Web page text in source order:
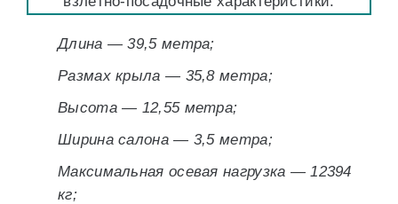
Длина — 39,5 метра;
Размах крыла — 35,8 метра;
Высота — 12,55 метра;
Ширина салона — 3,5 метра;
Максимальная осевая нагрузка — 12394
кг;